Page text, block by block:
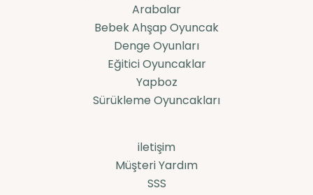
Arabalar
Bebek Ahşap Oyuncak
Denge Oyunları
Eğitici Oyuncaklar
Yapboz
Sürükleme Oyuncakları
iletişim
Müşteri Yardım
SSS